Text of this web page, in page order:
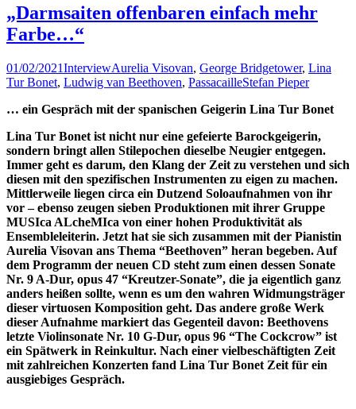
„Darmsaiten offenbaren einfach mehr
Farbe…“
01/02/2021InterviewAurelia Visovan, George Bridgetower, Lina
Tur Bonet, Ludwig van Beethoven, PassacailleStefan Pieper
… ein Gespräch mit der spanischen Geigerin Lina Tur Bonet
Lina Tur Bonet ist nicht nur eine gefeierte Barockgeigerin,
sondern bringt allen Stilepochen dieselbe Neugier entgegen.
Immer geht es darum, den Klang der Zeit zu verstehen und sich
diesen mit den spezifischen Instrumenten zu eigen zu machen.
Mittlerweile liegen circa ein Dutzend Soloaufnahmen von ihr
vor – ebenso zeugen sieben Produktionen mit ihrer Gruppe
MUSIca ALcheMIca von einer hohen Produktivität als
Ensembleleiterin. Jetzt hat sie sich zusammen mit der Pianistin
Aurelia Visovan ans Thema “Beethoven” heran begeben. Auf
dem Programm der neuen CD steht zum einen dessen Sonate
Nr. 9 A-Dur, opus 47 “Kreutzer-Sonate”, die ja eigentlich ganz
anders heißen sollte, wenn es um den wahren Widmungsträger
dieser virtuosen Komposition geht. Das andere große Werk
dieser Aufnahme markiert das Gegenteil davon: Beethovens
letzte Violinsonate Nr. 10 G-Dur, opus 96 “The Cockcrow” ist
ein Spätwerk in Reinkultur. Nach einer vielbeschäftigten Zeit
mit zahlreichen Konzerten fand Lina Tur Bonet Zeit für ein
ausgiebiges Gespräch.